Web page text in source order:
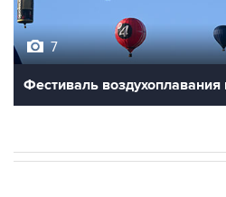
7
Фестиваль воздухоплавания